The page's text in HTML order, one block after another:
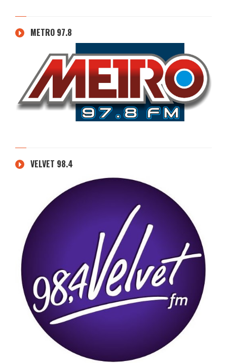
METRO 97.8
VELVET 98.4